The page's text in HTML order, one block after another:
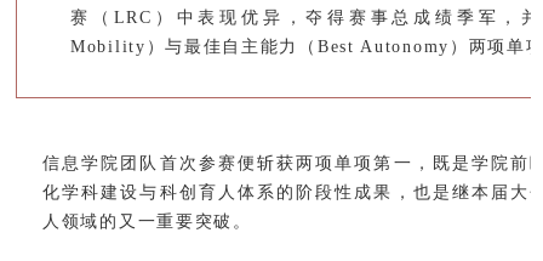
赛（LRC）中表现优异，夺得赛事总成绩季军，
Mobility）与最佳自主能力（Best Autonomy）两项单
信息学院团队首次参赛便斩获两项单项第一，既是学院前
化学科建设与科创育人体系的阶段性成果，也是继本届大
人领域的又一重要突破。